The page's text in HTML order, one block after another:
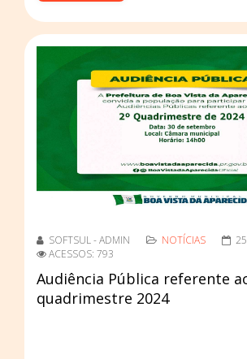
SOFTSUL - ADMIN NOTÍCIAS
ACESSOS: 793
Audiência Pública referente
quadrimestre 2024